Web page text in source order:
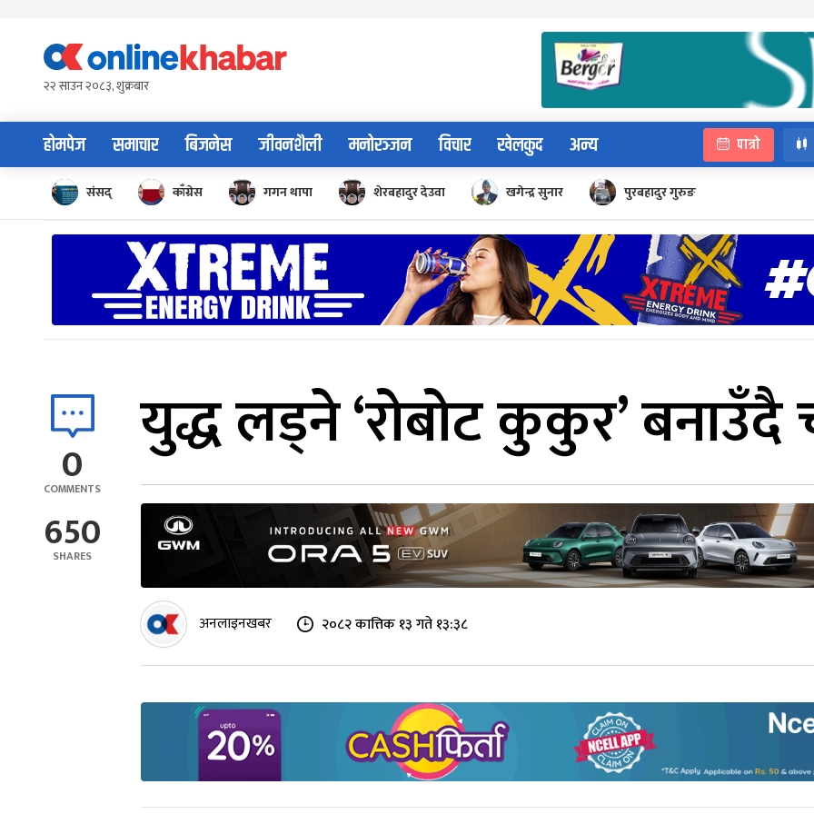
content२२ साउन २०८३, शुक्रबार
होमपेज समाचार बिजनेस जीवनशैली मनोरञ्जन विचार खेलकुद अन्य पात्रो
संसद् काँग्रेस गगन थापा शेरबहादुर देउवा खगेन्द्र सुनार पुरबहादुर गुरुङ
0
COMMENTS
650
SHARES
युद्ध लड्ने ‘रोबोट कुकुर’ बनाउँदै
अनलाइनखबर २०८२ कात्तिक १३ गते १३:३८